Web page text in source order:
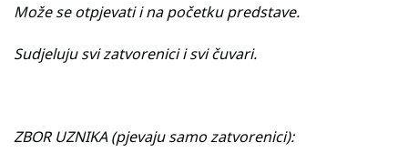
Može se otpjevati i na početku predstave.
Sudjeluju svi zatvorenici i svi čuvari.
ZBOR UZNIKA (pjevaju samo zatvorenici):